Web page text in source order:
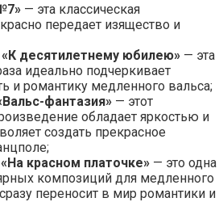
— эта классическая
передает изящество и
десятилетнему юбилею» — эта
идеально подчеркивает
и романтику медленного вальса;
фантазия» — этот
обладает яркостью и
создать прекрасное
красном платочке» — это одна
композиций для медленного
переносит в мир романтики и